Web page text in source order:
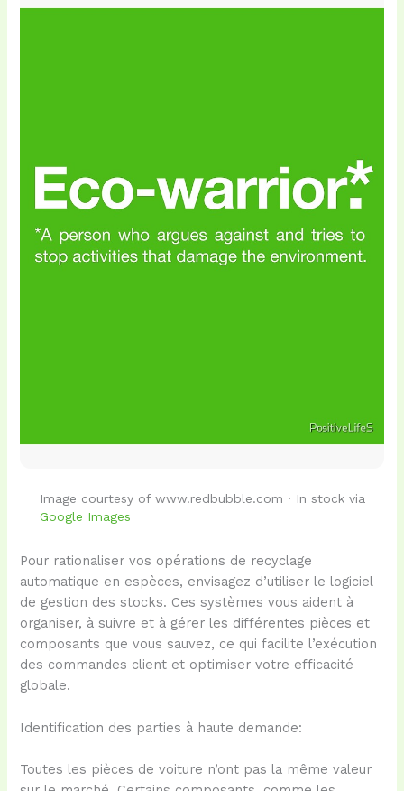
Image courtesy of www.redbubble.com · In stock via
Google Images
Pour rationaliser vos opérations de recyclage
automatique en espèces, envisagez d’utiliser le logiciel
de gestion des stocks. Ces systèmes vous aident à
organiser, à suivre et à gérer les différentes pièces et
composants que vous sauvez, ce qui facilite l’exécution
des commandes client et optimiser votre efficacité
globale.
Identification des parties à haute demande:
Toutes les pièces de voiture n’ont pas la même valeur